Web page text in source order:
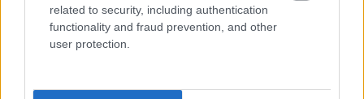
related to security, including authentication
functionality and fraud prevention, and other
user protection.